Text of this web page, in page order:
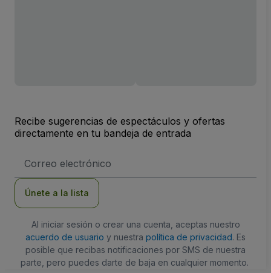
Recibe sugerencias de espectáculos y ofertas
directamente en tu bandeja de entrada
de
Únete a la lista
Al iniciar sesión o crear una cuenta, aceptas nuestro
acuerdo de usuario y nuestra política de privacidad. Es
posible que recibas notificaciones por SMS de nuestra
parte, pero puedes darte de baja en cualquier momento.